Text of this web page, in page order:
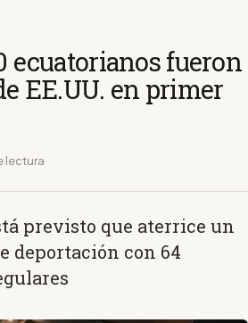
ecuatorianos fueron
EE.UU. en primer
lectura
previsto que aterrice un
deportación con 64